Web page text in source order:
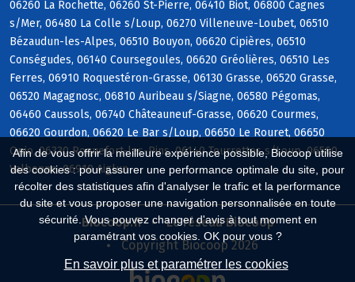
Afin de vous offrir la meilleure expérience possible, Biocoop utilise
des cookies : pour assurer une performance optimale du site, pour
récolter des statistiques afin d'analyser le trafic et la performance
du site et vous proposer une navigation personnalisée en toute
sécurité. Vous pouvez changer d'avis à tout moment en
paramétrant vos cookies. OK pour vous ?
En savoir plus et paramétrer les cookies
06260 La Rochette, 06260 St-Pierre, 06410 Biot, 06800 Cagnes
s/Mer, 06480 La Colle s/Loup, 06270 Villeneuve-Loubet, 06510
Bézaudun-les-Alpes, 06510 Bouyon, 06620 Cipières, 06510
Conségudes, 06140 Coursegoules, 06620 Gréolières, 06510 Les
Ferres, 06910 Roquestéron-Grasse, 06130 Grasse, 06520 Grasse,
06520 Magagnosc, 06810 Auribeau s/Siagne, 06580 Pégomas,
06460 Caussols, 06740 Châteauneuf-Grasse, 06620 Courmes,
06620 Gourdon, 06620 Le Bar s/Loup, 06650 Le Rouret, 06650
Opio, 06330 Roquefort-les-Pins, 06140 Tourrettes s/Loup, 06560
Valbonne, 06910 Aiglun
Biocoop.fr
Le réseau Biocoop
Copyright Biocoop 2026